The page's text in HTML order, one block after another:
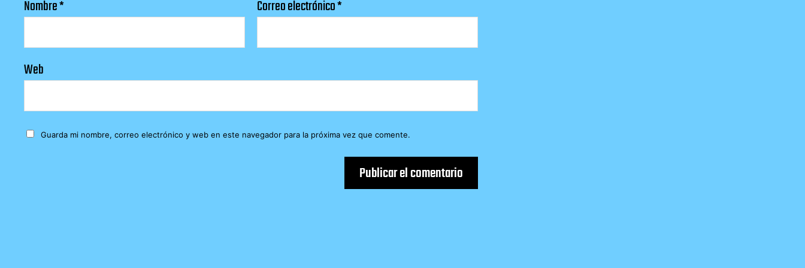
Nombre* Correo electrónico*
Web
Guarda mi nombre, correo electrónico y web en este navegador para la próxima vez que comente.